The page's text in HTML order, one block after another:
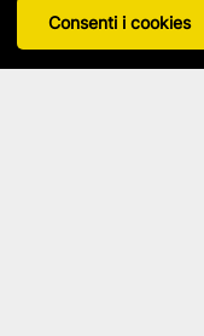
Consenti i cookies